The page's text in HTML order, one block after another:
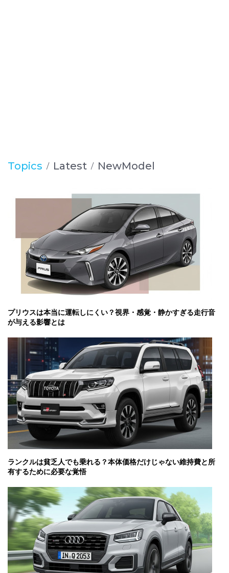
Topics Latest NewModel
プリウスは本当に運転しにくい？視界・感覚・静かすぎる走行音
が与える影響とは
ランクルは貧乏人でも乗れる？本体価格だけじゃない維持費と所
有するために必要な覚悟